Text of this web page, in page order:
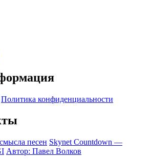
Политика конфиденциальности
песен Skynet Countdown —
Автор: Павел Волков